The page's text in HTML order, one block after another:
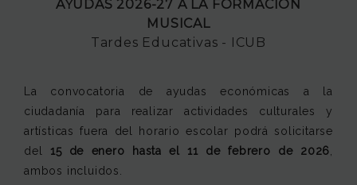
AYUDAS 2026-27 A LA FORMACIÓN
MUSICAL
Tardes Educativas - ICUB
La convocatoria de ayudas económicas a la
ciudadanía para realizar actividades culturales y
artísticas fuera del horario escolar podrá solicitarse
del 15 de enero hasta el 11 de febrero de 2026
ambos incluidos.